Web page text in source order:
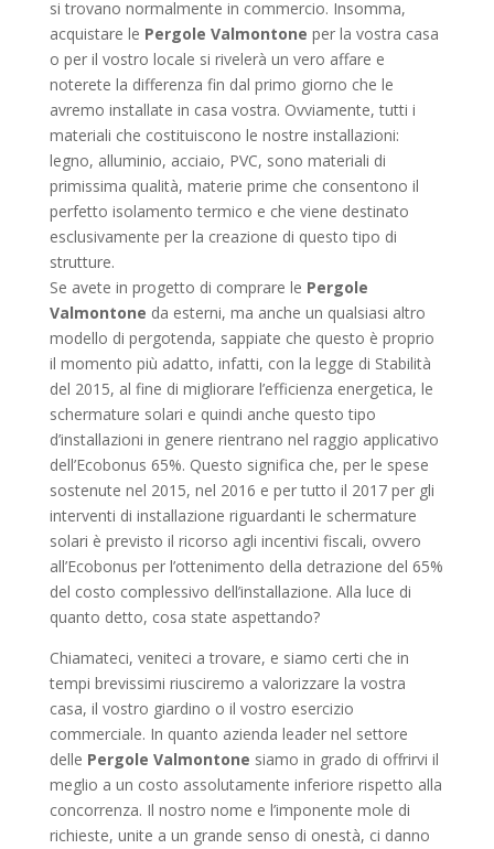
si trovano normalmente in commercio. Insomma,
acquistare le Pergole Valmontone per la vostra casa
o per il vostro locale si rivelerà un vero affare e
noterete la differenza fin dal primo giorno che le
avremo installate in casa vostra. Ovviamente, tutti i
materiali che costituiscono le nostre installazioni:
legno, alluminio, acciaio, PVC, sono materiali di
primissima qualità, materie prime che consentono il
perfetto isolamento termico e che viene destinato
esclusivamente per la creazione di questo tipo di
strutture.
Se avete in progetto di comprare le Pergole
Valmontone da esterni, ma anche un qualsiasi altro
modello di pergotenda, sappiate che questo è proprio
il momento più adatto, infatti, con la legge di Stabilità
del 2015, al fine di migliorare l’efficienza energetica, le
schermature solari e quindi anche questo tipo
d’installazioni in genere rientrano nel raggio applicativo
dell’Ecobonus 65%. Questo significa che, per le spese
sostenute nel 2015, nel 2016 e per tutto il 2017 per gli
interventi di installazione riguardanti le schermature
solari è previsto il ricorso agli incentivi fiscali, ovvero
all’Ecobonus per l’ottenimento della detrazione del 65%
del costo complessivo dell’installazione. Alla luce di
quanto detto, cosa state aspettando?
Chiamateci, veniteci a trovare, e siamo certi che in
tempi brevissimi riusciremo a valorizzare la vostra
casa, il vostro giardino o il vostro esercizio
commerciale. In quanto azienda leader nel settore
delle Pergole Valmontone siamo in grado di offrirvi il
meglio a un costo assolutamente inferiore rispetto alla
concorrenza. Il nostro nome e l’imponente mole di
richieste, unite a un grande senso di onestà, ci danno